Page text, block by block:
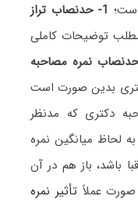
1- حدنصاب تراز
توضیحات کاملی
نمره مصاحبه
بدین صورت است
دکتری که مدنظر
لحاظ میانگین نمره
باشد، باز هم در آن
عملاً تأثیر نمره